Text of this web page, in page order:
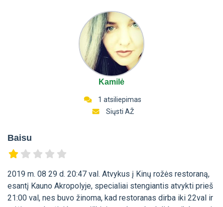
Kamilė
1 atsiliepimas
Siųsti AŽ
Baisu
2019 m. 08 29 d. 20:47 val. Atvykus į Kinų rožės restoraną,
esantį Kauno Akropolyje, specialiai stengiantis atvykti prieš
21:00 val, nes buvo žinoma, kad restoranas dirba iki 22val ir